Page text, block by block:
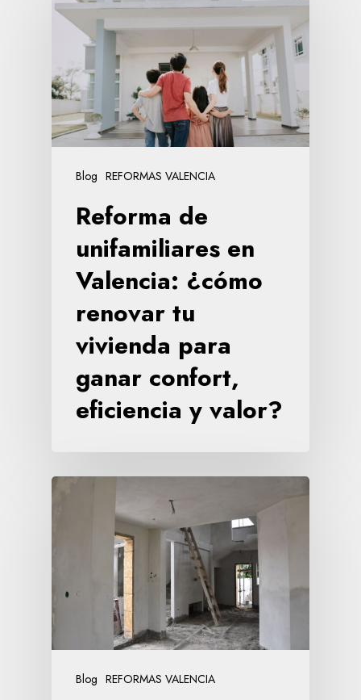
Blog REFORMAS VALENCIA
Reforma de
unifamiliares en
Valencia: ¿cómo
renovar tu
vivienda para
ganar confort,
eficiencia y valor?
Blog REFORMAS VALENCIA